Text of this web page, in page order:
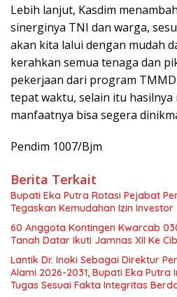
Lebih lanjut, Kasdim
sinerginya TNI dan warga,
akan kita lalui dengan mudah
kerahkan semua tenaga dan
pekerjaan dari program
tepat waktu, selain itu
manfaatnya bisa segera
Pendim 1007/Bjm
Berita Terkait
Bupati Eka Putra Rotasi Pejabat
Tegaskan Kemudahan Izin Investor
60 Anggota Kontingen Kwarcab
Tanah Datar Ikuti Jamnas XII Ke
Lantik Dr. Inoki Sebagai Direktur
Alami 2026-2031, Bupati Eka
Tugas Sesuai Fakta Integritas